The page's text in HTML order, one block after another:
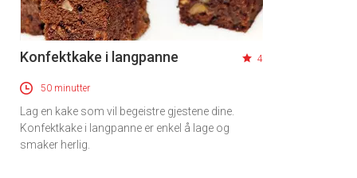
Konfektkake i langpanne 4
50 minutter
Lag en kake som vil begeistre gjestene dine.
Konfektkake i langpanne er enkel å lage og
smaker herlig.